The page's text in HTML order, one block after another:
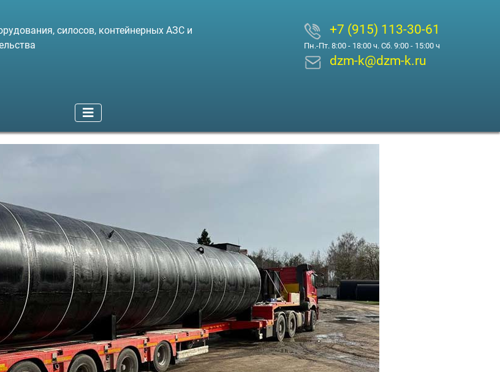
силосов, контейнерных АЗС и
+7 (915) 113-30-61
Пн.-Пт. 8:00 - 18:00 ч. Сб. 9:00 - 15:00 ч
dzm-k@dzm-k.ru